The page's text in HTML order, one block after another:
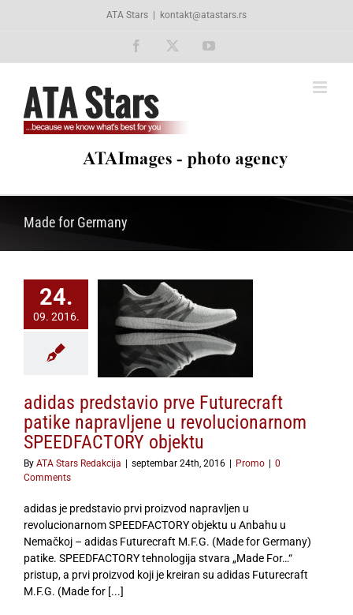
ATA Stars kontakt@atastars.rs
Facebook YouTube
Made for Germany
24.
09. 2016.
prve
patike
adidas predstavio prve Futurecraft
patike napravljene u revolucionarnom
SPEEDFACTORY objektu
By ATA Stars Redakcija septembar 24th, 2016 Promo
0
Comments
adidas je predstavio prvi proizvod napravljen u
revolucionarnom SPEEDFACTORY objektu u Anbahu u
Nemačkoj – adidas Futurecraft M.F.G. (Made for Germany)
patike. SPEEDFACTORY tehnologija stvara „Made For…“
pristup, a prvi proizvod koji je kreiran su adidas Futurecraft
M.F.G. (Made for [...]